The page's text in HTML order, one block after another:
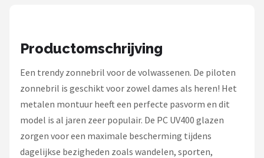
Productomschrijving
Een trendy zonnebril voor de volwassenen. De piloten
zonnebril is geschikt voor zowel dames als heren! Het
metalen montuur heeft een perfecte pasvorm en dit
model is al jaren zeer populair. De PC UV400 glazen
zorgen voor een maximale bescherming tijdens
dagelijkse bezigheden zoals wandelen, sporten,